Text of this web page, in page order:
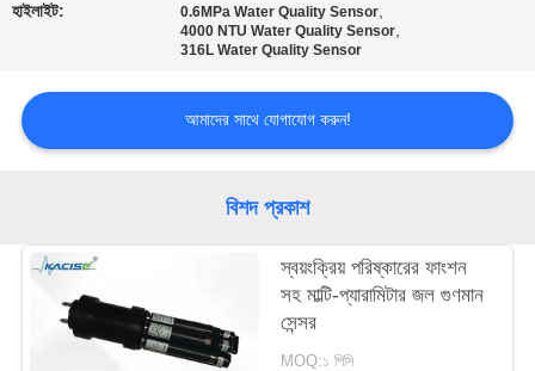
আমাদের
যোগাযোগ
করুন
ক্ষেত্রেই
হাইলাইট: 0.6MPa Water Quality Sensor,
4000 NTU Water Quality Sensor,
316L Water Quality Sensor
আমাদের সাথে যোগাযোগ করুন!
বিশদ প্রকাশ
স্বয়ংক্রিয় পরিষ্কারের ফাংশন
সহ মাল্টি-প্যারামিটার জল গুণমান
সেন্সর
MOQ:১ পিসি